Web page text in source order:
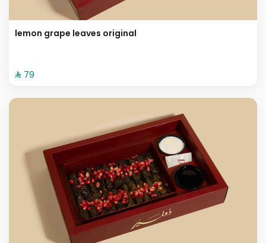
lemon grape leaves original
⁨⁦‪‬ 79⁩